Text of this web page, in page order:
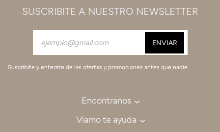
SUSCRIBITE A NUESTRO NEWSLETTER
Suscribite y enterate de las ofertas y promociones antes que nadie.
Encontranos
Viamo te ayuda